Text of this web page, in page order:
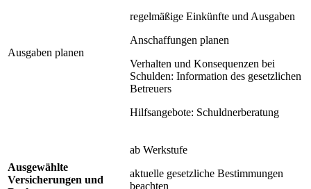
Ausgaben planen
regelmäßige Einkünfte und Ausgaben
Anschaffungen planen
Verhalten und Konsequenzen bei
Schulden: Information des gesetzlichen
Betreuers
Hilfsangebote: Schuldnerberatung
Ausgewählte
Versicherungen und
ab Werkstufe
aktuelle gesetzliche Bestimmungen
beachten